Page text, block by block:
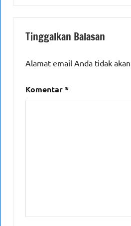
Tinggalkan Balasan
Alamat email Anda tidak
Komentar*